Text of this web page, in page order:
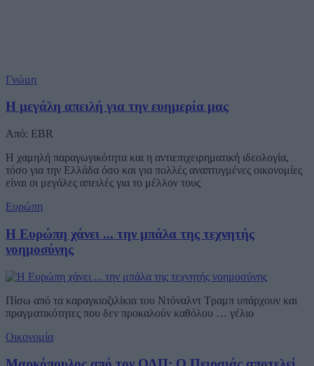
Γνώμη
Η μεγάλη απειλή για την ευημερία μας
Από: EBR
Η χαμηλή παραγωγικότητα και η αντιεπιχειρηματική ιδεολογία,
τόσο για την Ελλάδα όσο και για πολλές αναπτυγμένες οικονομίες
είναι οι μεγάλες απειλές για το μέλλον τους
Ευρώπη
Η Ευρώπη χάνει ... την μπάλα της τεχνητής
νοημοσύνης
Πίσω από τα καραγκιοζιλίκια του Ντόναλντ Τραμπ υπάρχουν και
πραγματικότητες που δεν προκαλούν καθόλου … γέλιο
Οικονομία